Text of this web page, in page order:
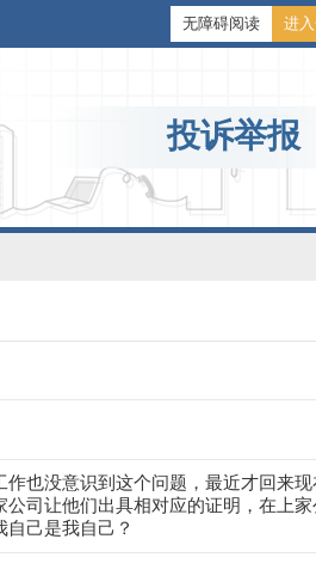
无障碍阅读 进
投诉举报
也没意识到这个问题，最近才回来
司让他们出具相对应的证明，在上家
己是我自己？